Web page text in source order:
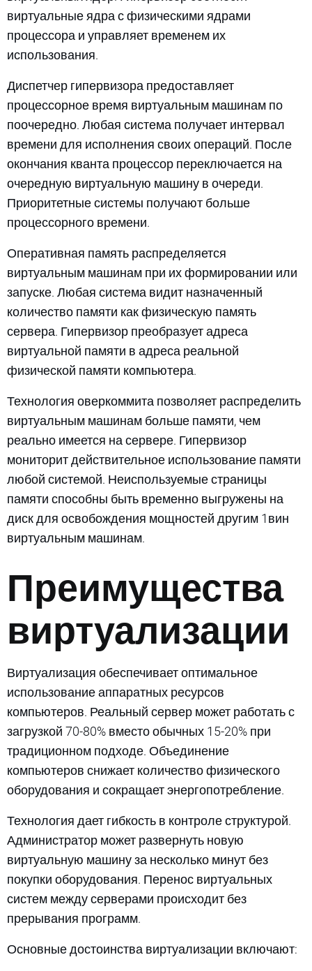
виртуальные ядра с физическими ядрами
процессора и управляет временем их
использования.
Диспетчер гипервизора предоставляет
процессорное время виртуальным машинам по
поочередно. Любая система получает интервал
времени для исполнения своих операций. После
окончания кванта процессор переключается на
очередную виртуальную машину в очереди.
Приоритетные системы получают больше
процессорного времени.
Оперативная память распределяется
виртуальным машинам при их формировании или
запуске. Любая система видит назначенный
количество памяти как физическую память
сервера. Гипервизор преобразует адреса
виртуальной памяти в адреса реальной
физической памяти компьютера.
Технология оверкоммита позволяет распределить
виртуальным машинам больше памяти, чем
реально имеется на сервере. Гипервизор
мониторит действительное использование памяти
любой системой. Неиспользуемые страницы
памяти способны быть временно выгружены на
диск для освобождения мощностей другим 1вин
виртуальным машинам.
Преимущества
виртуализации
Виртуализация обеспечивает оптимальное
использование аппаратных ресурсов
компьютеров. Реальный сервер может работать с
загрузкой 70-80% вместо обычных 15-20% при
традиционном подходе. Объединение
компьютеров снижает количество физического
оборудования и сокращает энергопотребление.
Технология дает гибкость в контроле структурой.
Администратор может развернуть новую
виртуальную машину за несколько минут без
покупки оборудования. Перенос виртуальных
систем между серверами происходит без
прерывания программ.
Основные достоинства виртуализации включают: